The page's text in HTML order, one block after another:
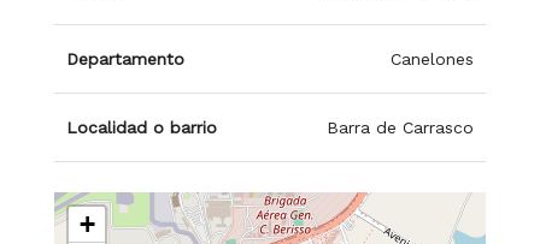
Departamento Canelones
Localidad o barrio Barra de Carrasco
+